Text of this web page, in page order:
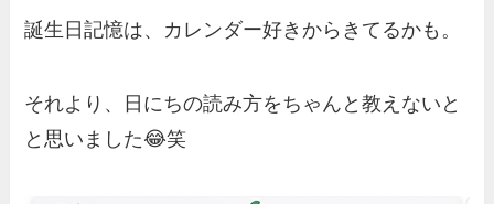
誕生日記憶は、カレンダー好きからきてるかも。
それより、日にちの読み方をちゃんと教えないと
と思いました😂笑